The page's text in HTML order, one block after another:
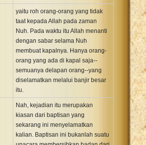
yaitu roh orang-orang yang tidak
taat kepada Allah pada zaman
Nuh. Pada waktu itu Allah menanti
dengan sabar selama Nuh
membuat kapalnya. Hanya orang-
orang yang ada di kapal saja--
semuanya delapan orang--yang
diselamatkan melalui banjir besar
itu.
Nah, kejadian itu merupakan
kiasan dari baptisan yang
sekarang ini menyelamatkan
kalian. Baptisan ini bukanlah suatu